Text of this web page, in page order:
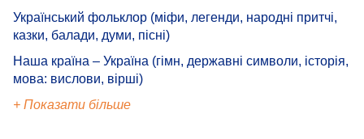
Український фольклор (міфи, легенди, народні притчі,
казки, балади, думи, пісні)
Наша країна – Україна (гімн, державні символи, історія,
мова: вислови, вірші)
+ Показати більше